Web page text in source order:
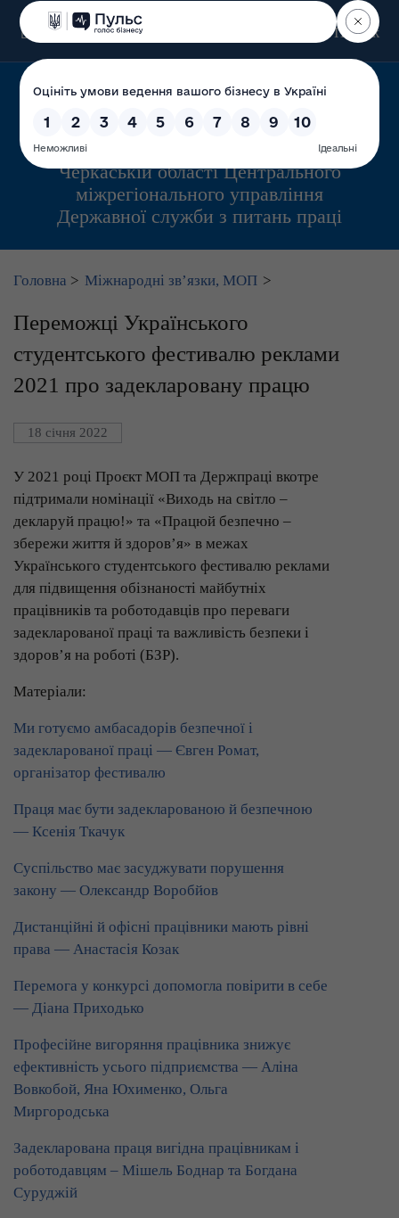
Пошук
Управління інспекційної діяльності у
Черкаській області Центрального
міжрегіонального управління
Державної служби з питань праці
Головна > Міжнародні зв’язки, МОП >
Переможці Українського
студентського фестивалю реклами
2021 про задекларовану працю
18 січня 2022
У 2021 році Проєкт МОП та Держпраці вкотре
підтримали номінації «Виходь на світло –
декларуй працю!» та «Працюй безпечно –
збережи життя й здоров’я» в межах
Українського студентського фестивалю реклами
для підвищення обізнаності майбутніх
працівників та роботодавців про переваги
задекларованої праці та важливість безпеки і
здоров’я на роботі (БЗР).
Матеріали:
Ми готуємо амбасадорів безпечної і
задекларованої праці — Євген Ромат,
організатор фестивалю
Праця має бути задекларованою й безпечною
— Ксенія Ткачук
Суспільство має засуджувати порушення
закону — Олександр Воробйов
Дистанційні й офісні працівники мають рівні
права — Анастасія Козак
Перемога у конкурсі допомогла повірити в себе
— Діана Приходько
Професійне вигоряння працівника знижує
ефективність усього підприємства — Аліна
Вовкобой, Яна Юхименко, Ольга
Миргородська
Задекларована праця вигідна працівникам і
роботодавцям – Мішель Боднар та Богдана
Суруджій